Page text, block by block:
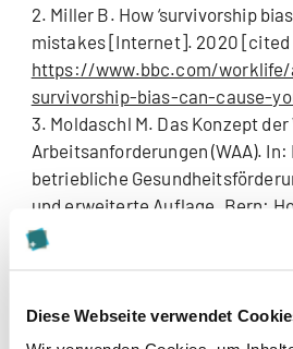
Diese Webseite verwendet
2. Miller B. How ‘survivorship
mistakes [Internet]. 2020 [cited
https://www.bbc.com/
survivorship-bias-can-cause-
3. Moldaschl M. Das Konzept
Arbeitsanforderungen (WAA).
betriebliche
und erweiterte Auflage. Bern:
4. Brand A, Eagleman D. The
Creativity Remakes The World.
6. Kahneman D. Thinking, fast
Straus and Giroux; 2011. 499 p.